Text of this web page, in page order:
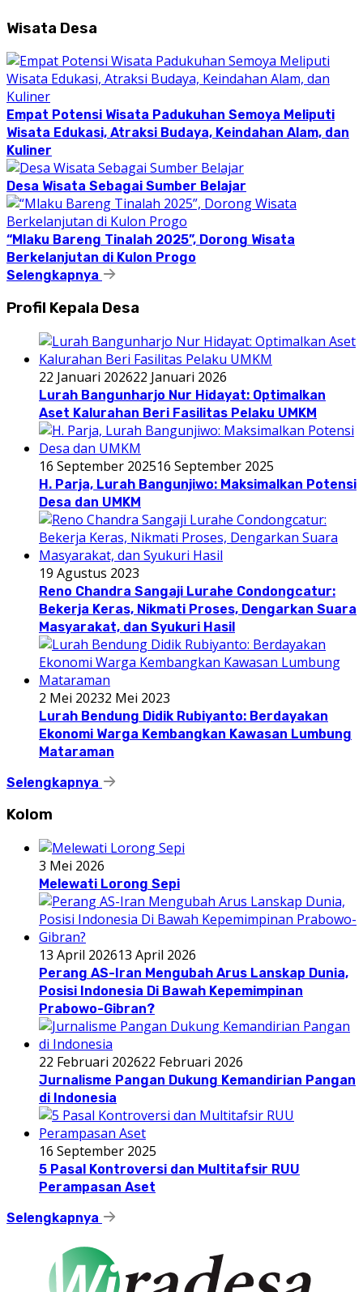
Wisata Desa
Empat Potensi Wisata Padukuhan Semoya Meliputi
Wisata Edukasi, Atraksi Budaya, Keindahan Alam, dan
Kuliner
Desa Wisata Sebagai Sumber Belajar
“Mlaku Bareng Tinalah 2025”, Dorong Wisata
Berkelanjutan di Kulon Progo
Selengkapnya
Profil Kepala Desa
22 Januari 202622 Januari 2026
Lurah Bangunharjo Nur Hidayat: Optimalkan
Aset Kalurahan Beri Fasilitas Pelaku UMKM
16 September 202516 September 2025
H. Parja, Lurah Bangunjiwo: Maksimalkan Potensi
Desa dan UMKM
19 Agustus 2023
Reno Chandra Sangaji Lurahe Condongcatur:
Bekerja Keras, Nikmati Proses, Dengarkan Suara
Masyarakat, dan Syukuri Hasil
2 Mei 20232 Mei 2023
Lurah Bendung Didik Rubiyanto: Berdayakan
Ekonomi Warga Kembangkan Kawasan Lumbung
Mataraman
Selengkapnya
Kolom
3 Mei 2026
Melewati Lorong Sepi
13 April 202613 April 2026
Perang AS-Iran Mengubah Arus Lanskap Dunia,
Posisi Indonesia Di Bawah Kepemimpinan
Prabowo-Gibran?
22 Februari 202622 Februari 2026
Jurnalisme Pangan Dukung Kemandirian Pangan
di Indonesia
16 September 2025
5 Pasal Kontroversi dan Multitafsir RUU
Perampasan Aset
Selengkapnya